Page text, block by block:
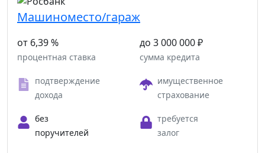
Машиноместо/гараж
от 6,39 %
процентная ставка
до 3 000 000 ₽
сумма кредита
подтверждение
дохода
имущественное
страхование
без
поручителей
требуется
залог